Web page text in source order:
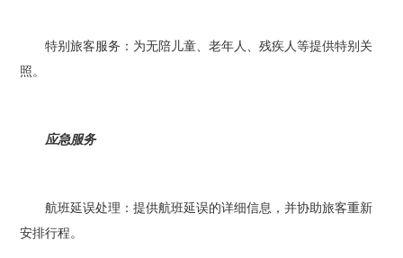
特别旅客服务：为无陪儿童、老年人、残疾人等提供特别关
照。
应急服务
航班延误处理：提供航班延误的详细信息，并协助旅客重新
安排行程。